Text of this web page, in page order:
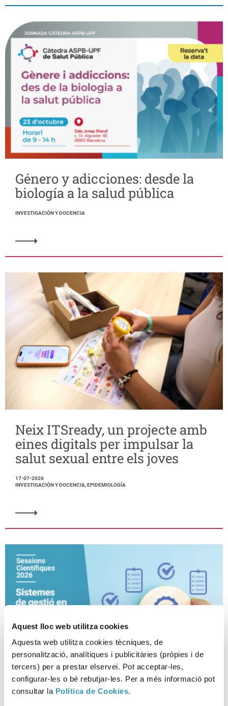
Aquest lloc web utilitza cookies
Aquesta web utilitza cookies tècniques, de
personalització, analítiques i publicitàries (pròpies i de
tercers) per a prestar elservei. Pot acceptar-les,
configurar-les o bé rebutjar-les. Per a més informació pot
consultar la Política de Cookies.
Género y adicciones: desde la
biología a la salud pública
INVESTIGACIÓN Y DOCENCIA
Neix ITSready, un projecte amb
eines digitals per impulsar la
salut sexual entre els joves
17-07-2026
INVESTIGACIÓN Y DOCENCIA, EPIDEMIOLOGÍA